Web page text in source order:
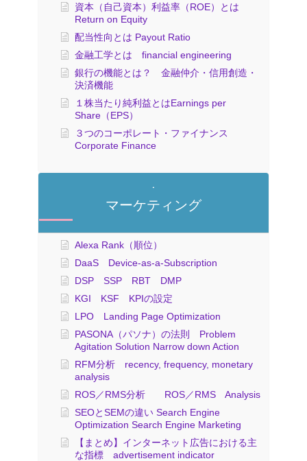
資本（自己資本）利益率（ROE）とは
Return on Equity
配当性向とは Payout Ratio
金融工学とは financial engineering
銀行の機能とは？ 金融仲介・信用創造・
決済機能
１株当たり純利益とはEarnings per
Share（EPS）
３つのコーポレート・ファイナンス
Corporate Finance
マーケティング
Alexa Rank（順位）
DaaS Device-as-a-Subscription
DSP SSP RBT DMP
KGI KSF KPIの設定
LPO Landing Page Optimization
PASONA（パソナ）の法則 Problem
Agitation Solution Narrow down Action
RFM分析 recency, frequency, monetary
analysis
ROS／RMS分析 ROS／RMS Analysis
SEOとSEMの違い Search Engine
Optimization Search Engine Marketing
【まとめ】インターネット広告における主
な指標 advertisement indicator